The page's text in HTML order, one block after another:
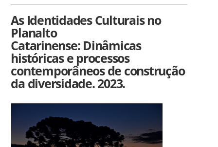
As Identidades Culturais no
Planalto
Catarinense: Dinâmicas
históricas e processos
contemporâneos de construção
da diversidade. 2023.